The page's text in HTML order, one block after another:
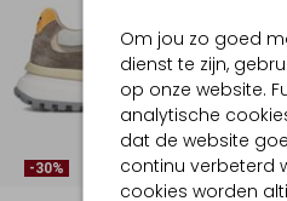
Om jou zo goed
dienst te zijn,
op onze website.
analytische
dat de website
continu verbeterd
cookies worden
-30%